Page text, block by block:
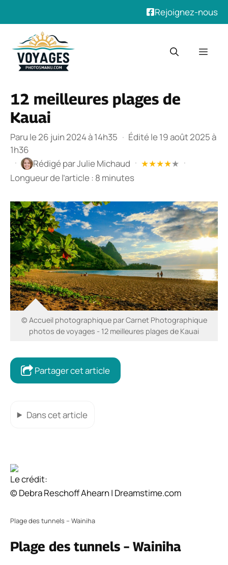
Rejoignez-nous
contenu
12 meilleures plages de
Kauai
Paru le 26 juin 2024 à 14h35 · Édité le 19 août 2025 à
1h36
·
Rédigé parJulie Michaud · ★★★★★ ·
Longueur de l’article : 8 minutes
© Accueil photographique par Carnet Photographique
photos de voyages - 12 meilleures plages de Kauai
Partager cet article
Dans cet article
Le crédit:
© Debra Reschoff Ahearn | Dreamstime.com
Plage des tunnels – Wainiha
Plage des tunnels – Wainiha